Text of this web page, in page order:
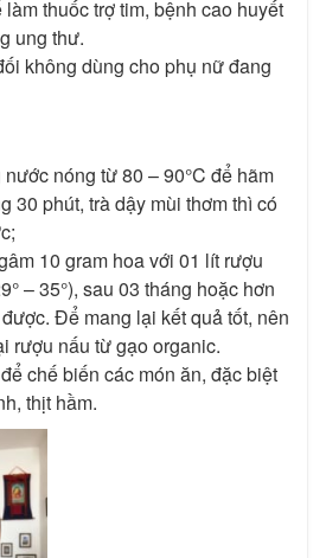
thuốc trợ tim, bệnh cao huyết
ung thư.
không dùng cho phụ nữ đang
nóng từ 80 – 90°C để hãm
30 phút, trà dậy mùi thơm thì có
10 gram hoa với 01 lít rượu
– 35°), sau 03 tháng hoặc hơn
Để mang lại kết quả tốt, nên
rượu nấu từ gạo organic.
chế biến các món ăn, đặc biệt
thịt hầm.